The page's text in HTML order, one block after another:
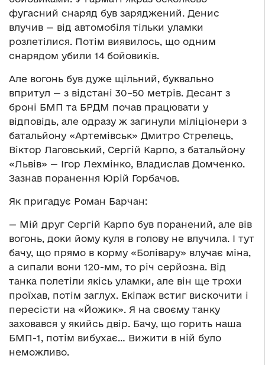
фугасний снаряд був заряджений. Денис
влучив — від автомобіля тільки уламки
розлетілися. Потім виявилось, що одним
снарядом убили 14 бойовиків.
Але вогонь був дуже щільний, буквально
впритул — з відстані 30–50 метрів. Десант з
броні БМП та БРДМ почав працювати у
відповідь, але одразу ж загинули міліціонери з
батальйону «Артемівськ» Дмитро Стрелець,
Віктор Лаговський, Сергій Карпо, з батальйону
«Львів» — Ігор Лехмінко, Владислав Домченко.
Зазнав поранення Юрій Горбачов.
Як пригадує Роман Барчан:
— Мій друг Сергій Карпо був поранений, але вів
вогонь, доки йому куля в голову не влучила. І тут
бачу, що прямо в корму «Болівару» влучає міна,
а сипали вони 120-мм, то річ серйозна. Від
танка полетіли якісь уламки, але він ще трохи
проїхав, потім заглух. Екіпаж встиг вискочити і
пересісти на «Йожик». Я на своєму танку
заховався у якийсь двір. Бачу, що горить наша
БМП-1, потім вибухає… Вижити в ній було
неможливо.